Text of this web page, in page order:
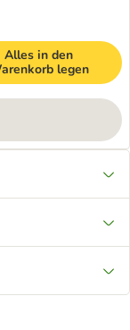
Alles in den
legen